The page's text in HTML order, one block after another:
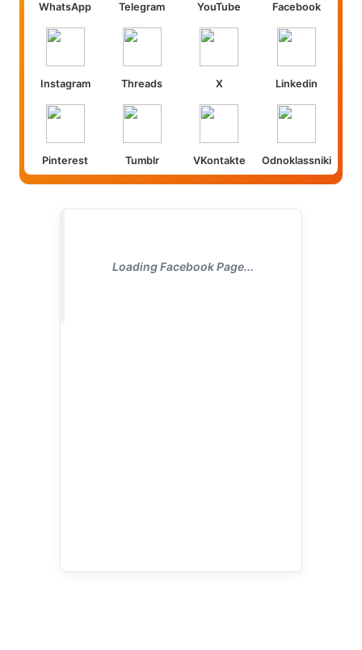
WhatsApp Telegram YouTube Facebook
Instagram Threads X Linkedin
Pinterest Tumblr VKontakte Odnoklassniki
Loading Facebook Page...